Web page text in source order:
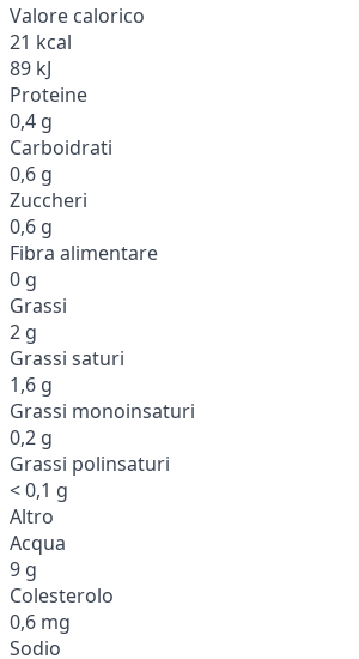
Valore calorico
21 kcal
89 kJ
Proteine
0,4 g
Carboidrati
0,6 g
Zuccheri
0,6 g
Fibra alimentare
0 g
Grassi
2 g
Grassi saturi
1,6 g
Grassi monoinsaturi
0,2 g
Grassi polinsaturi
< 0,1 g
Altro
Acqua
9 g
Colesterolo
0,6 mg
Sodio